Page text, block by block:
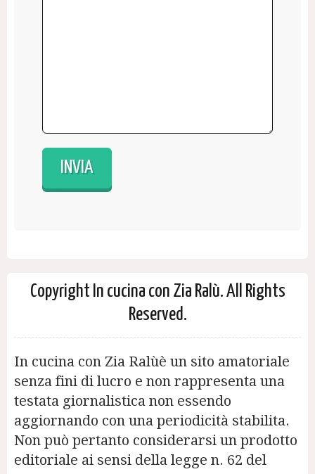
Copyright In cucina con Zia Ralù. All Rights
Reserved.
In cucina con Zia Ralùè un sito amatoriale
senza fini di lucro e non rappresenta una
testata giornalistica non essendo
aggiornando con una periodicità stabilita.
Non può pertanto considerarsi un prodotto
editoriale ai sensi della legge n. 62 del